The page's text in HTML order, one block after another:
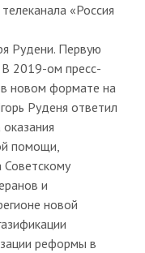
«Россия
Рудени. Первую
В 2019-ом пресс-
новом формате на
Руденя ответил
помощи,
и
новой
реформы в